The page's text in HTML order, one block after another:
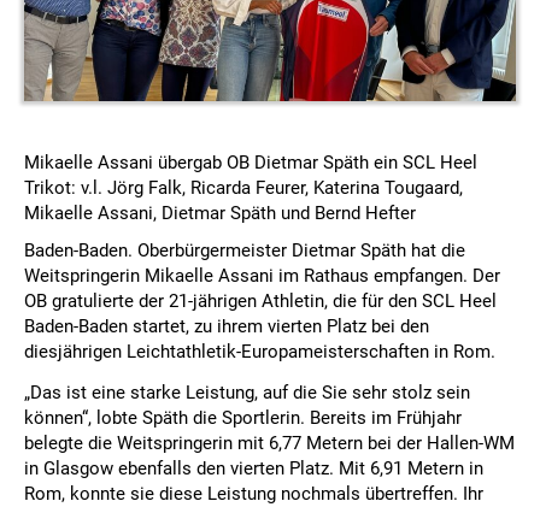
Mikaelle Assani übergab OB Dietmar Späth ein SCL Heel
Trikot: v.l. Jörg Falk, Ricarda Feurer, Katerina Tougaard,
Mikaelle Assani, Dietmar Späth und Bernd Hefter
Baden-Baden. Oberbürgermeister Dietmar Späth hat die
Weitspringerin Mikaelle Assani im Rathaus empfangen. Der
OB gratulierte der 21-jährigen Athletin, die für den SCL Heel
Baden-Baden startet, zu ihrem vierten Platz bei den
diesjährigen Leichtathletik-Europameisterschaften in Rom.
„Das ist eine starke Leistung, auf die Sie sehr stolz sein
können“, lobte Späth die Sportlerin. Bereits im Frühjahr
belegte die Weitspringerin mit 6,77 Metern bei der Hallen-WM
in Glasgow ebenfalls den vierten Platz. Mit 6,91 Metern in
Rom, konnte sie diese Leistung nochmals übertreffen. Ihr